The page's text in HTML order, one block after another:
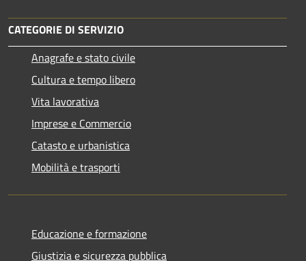
CATEGORIE DI SERVIZIO
Anagrafe e stato civile
Cultura e tempo libero
Vita lavorativa
Imprese e Commercio
Catasto e urbanistica
Mobilità e trasporti
Educazione e formazione
Giustizia e sicurezza pubblica